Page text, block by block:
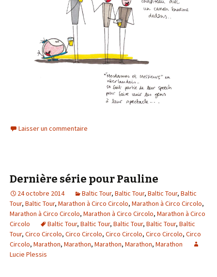
Laisser un commentaire
Dernière série pour Pauline
24 octobre 2014 Baltic Tour, Baltic Tour, Baltic Tour, Baltic
Tour, Baltic Tour, Marathon à Circo Circolo, Marathon à Circo Circolo,
Marathon à Circo Circolo, Marathon à Circo Circolo, Marathon à Circo
Circolo
Baltic Tour, Baltic Tour, Baltic Tour, Baltic Tour, Baltic
Tour, Circo Circolo, Circo Circolo, Circo Circolo, Circo Circolo, Circo
Circolo, Marathon, Marathon, Marathon, Marathon, Marathon
Lucie Plessis